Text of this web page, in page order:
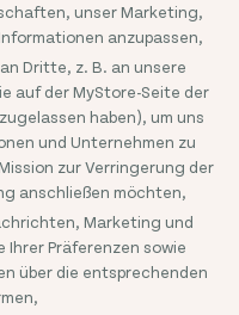
unser Marketing,
anzupassen,
Dritte, z. B. an unsere
auf der MyStore-Seite der
haben), um uns
und Unternehmen zu
zur Verringerung der
anschließen möchten,
Marketing und
Ihrer Präferenzen sowie
über die entsprechenden